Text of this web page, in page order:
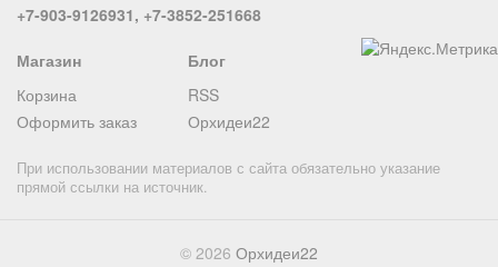
+7-903-9126931, +7-3852-251668
Магазин
Корзина
Оформить заказ
Блог
RSS
Орхидеи22
При использовании материалов с сайта обязательно указание
прямой ссылки на источник.
© 2026 Орхидеи22